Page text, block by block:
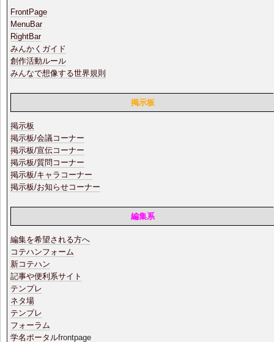
FrontPage
MenuBar
RightBar
みんかくガイド
創作活動ルール
みんなで想像する世界規則
掲示板
掲示板
掲示板/会議コーナー
掲示板/宣伝コーナー
掲示板/質問コーナー
掲示板/キャラコーナー
掲示板/お知らせコーナー
編集系
編集を希望される方へ
コテハンフォーム
新コテハン
記事や便利系サイト
テンプレ
ネタ場
テンプレ
フォーラム
学名ポータルfrontpage